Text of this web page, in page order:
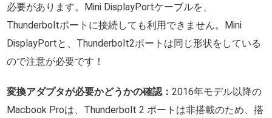
必要があります。Mini DisplayPortケーブルを、
Thunderboltポートに接続しても利用できません。Mini
DisplayPortと、Thunderbolt2ポートは同じ形状をしている
ので注意が必要です！
変換アダプタが必要かどうかの確認：2016年モデル以降の
Macbook Proは、Thunderbolt 2 ポートは非搭載のため、搭